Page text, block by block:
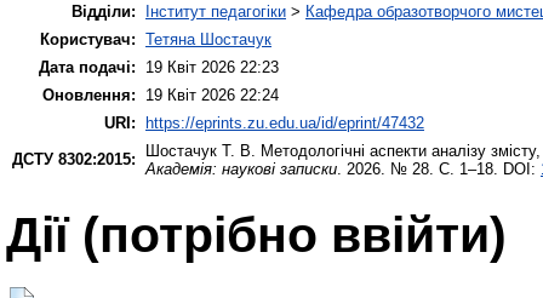
Відділи:
Інститут педагогіки > Кафедра образотворчого
Користувач: Тетяна Шостачук
Дата подачі:
19 Квіт 2026 22:23
Оновлення:
19 Квіт 2026 22:24
URI: https://eprints.zu.edu.ua/id/eprint/47432
ДСТУ 8302:2015:
Шостачук Т. В.
Методологічні аспекти аналізу
Академія: наукові записки . 2026. № 28. С. 1–18. DOI:
Дії ​​(потрібно ввійти)